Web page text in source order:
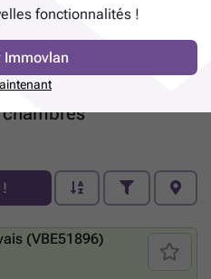
fonctionnalités !
Immovlan